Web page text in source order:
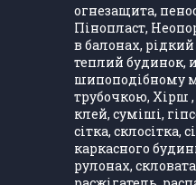
огнезащита,
Пінопласт,
в балонах,
теплий будинок,
шипоподібному
трубочкою, Хірш ,
клей, суміші,
сітка,
каркасного
рулонах,